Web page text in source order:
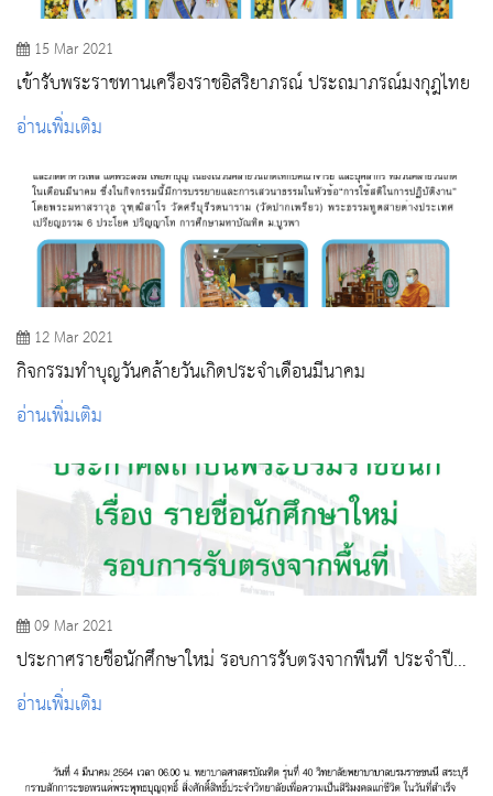
15 Mar 2021
เข้ารับพระราชทานเครื่องราชอิสริยาภรณ์ ประถมาภรณ์มงกุฎไทย
อ่านเพิ่มเติม
12 Mar 2021
กิจกรรมทําบุญวันคล้ายวันเกิดประจําเดือนมีนาคม
อ่านเพิ่มเติม
09 Mar 2021
ประกาศรายชื่อนักศึกษาใหม่ รอบการรับตรงจากพื้นที่ ประจำปี
การศึกษา 2564
อ่านเพิ่มเติม